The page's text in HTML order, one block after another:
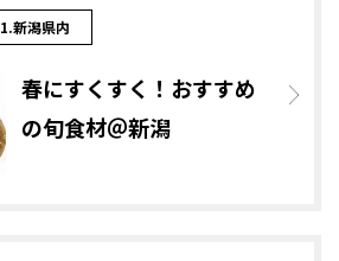
1.新潟県内
春にすくすく！おすすめ
の旬食材＠新潟